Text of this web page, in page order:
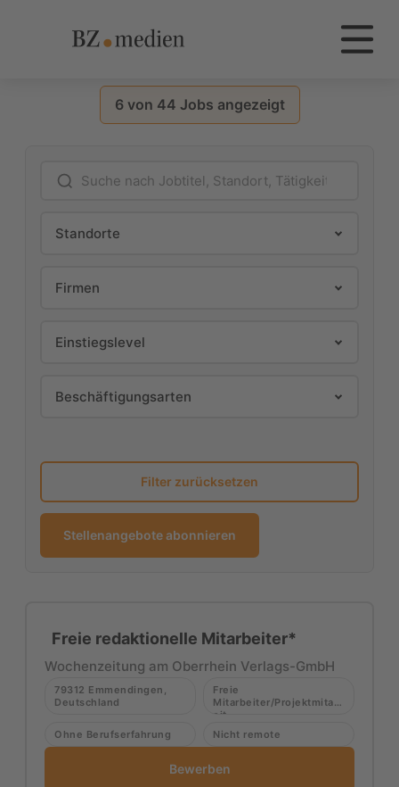
6 von 44 Jobs angezeigt
Nach Jobs suchen
Standorte
Firmen
Einstiegslevel
Beschäftigungsarten
Filter zurücksetzen
Stellenangebote abonnieren
Freie redaktionelle Mitarbeiter*
Wochenzeitung am Oberrhein Verlags-GmbH
79312 Emmendingen,
Deutschland
Freie
Mitarbeiter/Projektmitarb
eit
Ohne Berufserfahrung
Nicht remote
Bewerben